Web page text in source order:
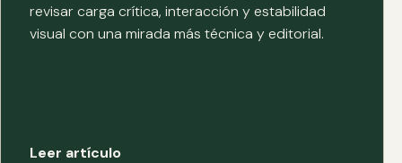
revisar carga crítica, interacción y estabilidad
visual con una mirada más técnica y editorial.
Leer artículo